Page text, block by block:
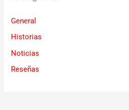
General
Historias
Noticias
Reseñas